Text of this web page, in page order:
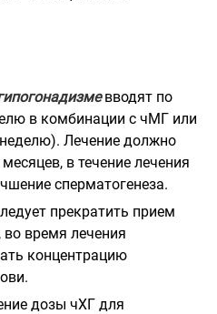
вводят по
в комбинации с чМГ или
Лечение должно
в течение лечения
сперматогенеза.
прекратить прием
во время лечения
концентрацию
дозы чХГ для